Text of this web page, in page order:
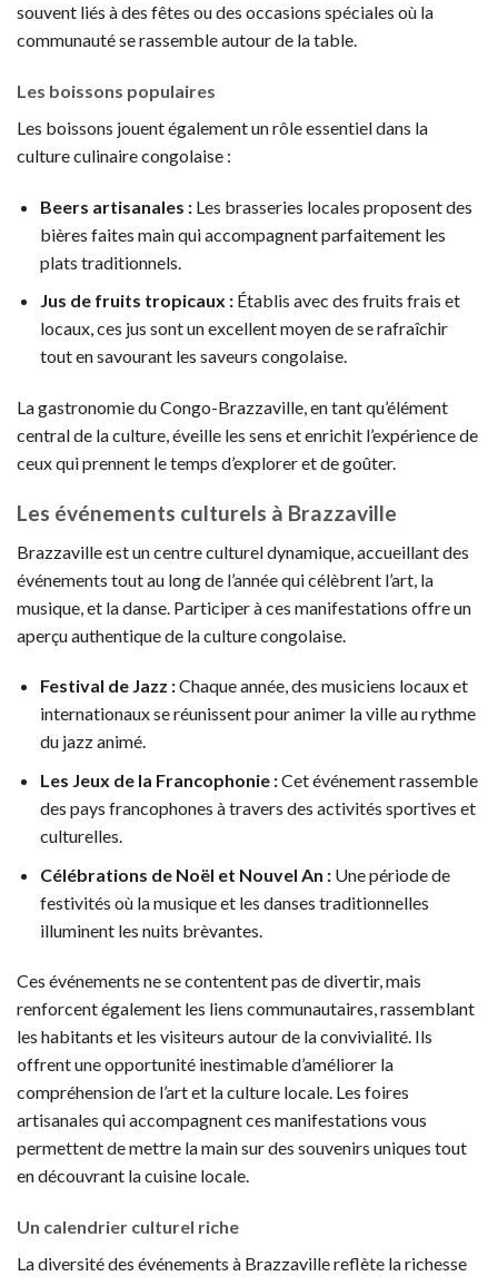
souvent liés à des fêtes ou des occasions spéciales où la
communauté se rassemble autour de la table.
Les boissons populaires
Les boissons jouent également un rôle essentiel dans la
culture culinaire congolaise :
Beers artisanales :Les brasseries locales proposent des
bières faites main qui accompagnent parfaitement les
plats traditionnels.
Jus de fruits tropicaux :Établis avec des fruits frais et
locaux, ces jus sont un excellent moyen de se rafraîchir
tout en savourant les saveurs congolaise.
La gastronomie du Congo-Brazzaville, en tant qu’élément
central de la culture, éveille les sens et enrichit l’expérience de
ceux qui prennent le temps d’explorer et de goûter.
Les événements culturels à Brazzaville
Brazzaville est un centre culturel dynamique, accueillant des
événements tout au long de l’année qui célèbrent l’art, la
musique, et la danse. Participer à ces manifestations offre un
aperçu authentique de la culture congolaise.
Festival de Jazz :Chaque année, des musiciens locaux et
internationaux se réunissent pour animer la ville au rythme
du jazz animé.
Les Jeux de la Francophonie :Cet événement rassemble
des pays francophones à travers des activités sportives et
culturelles.
Célébrations de Noël et Nouvel An :Une période de
festivités où la musique et les danses traditionnelles
illuminent les nuits brèvantes.
Ces événements ne se contentent pas de divertir, mais
renforcent également les liens communautaires, rassemblant
les habitants et les visiteurs autour de la convivialité. Ils
offrent une opportunité inestimable d’améliorer la
compréhension de l’art et la culture locale. Les foires
artisanales qui accompagnent ces manifestations vous
permettent de mettre la main sur des souvenirs uniques tout
en découvrant la cuisine locale.
Un calendrier culturel riche
La diversité des événements à Brazzaville reflète la richesse